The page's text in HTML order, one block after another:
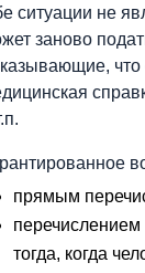
ситуации не
заново
прямым
тогда, когда